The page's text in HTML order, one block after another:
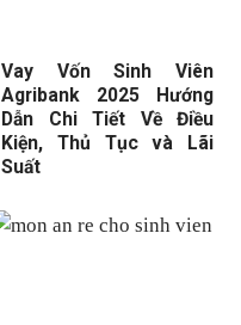
Vay Vốn Sinh Viên
Agribank 2025 Hướng
Dẫn Chi Tiết Về Điều
Kiện, Thủ Tục và Lãi
Suất